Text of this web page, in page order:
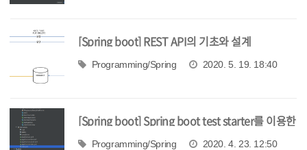
[Spring boot] REST API의 기초와 설계
Programming/Spring 2020. 5. 19. 18:40
[Spring boot] Spring boot test starter를 이용한
테스트 코드 작성
Programming/Spring 2020. 4. 23. 12:50